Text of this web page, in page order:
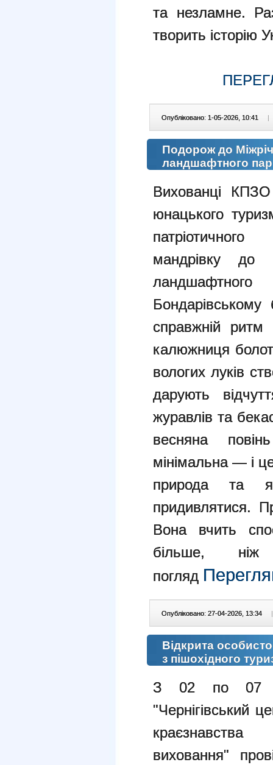
та незламне.
творить історію
Опубліковано: 1-05-2026, 10:41 |
Подорож до
ландшафтного
Вихованці КПЗО
юнацького
мандрівку до
справжній ритм
калюжниця
вологих луків
дарують
журавлів та
весняна
мінімальна — і
природа та
придивлятися.
Вона вчить
більше,
погляд
Опубліковано: 27-04-2026, 13:34 |
Відкрита
з пішохідного
З 02 по 07
"Чернігівський
краєзнавства
виховання"